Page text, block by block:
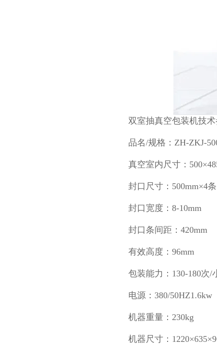
双室抽真空包装机技
品名/规格：ZH-ZKJ-
真空室内尺寸：
封口尺寸：500mm×4条
封口宽度：8-10mm
封口条间距：420mm
有效高度：96mm
包装能力：130-180次/
电源：380/50HZ1.6kw
机器重量：230kg
机器尺寸：